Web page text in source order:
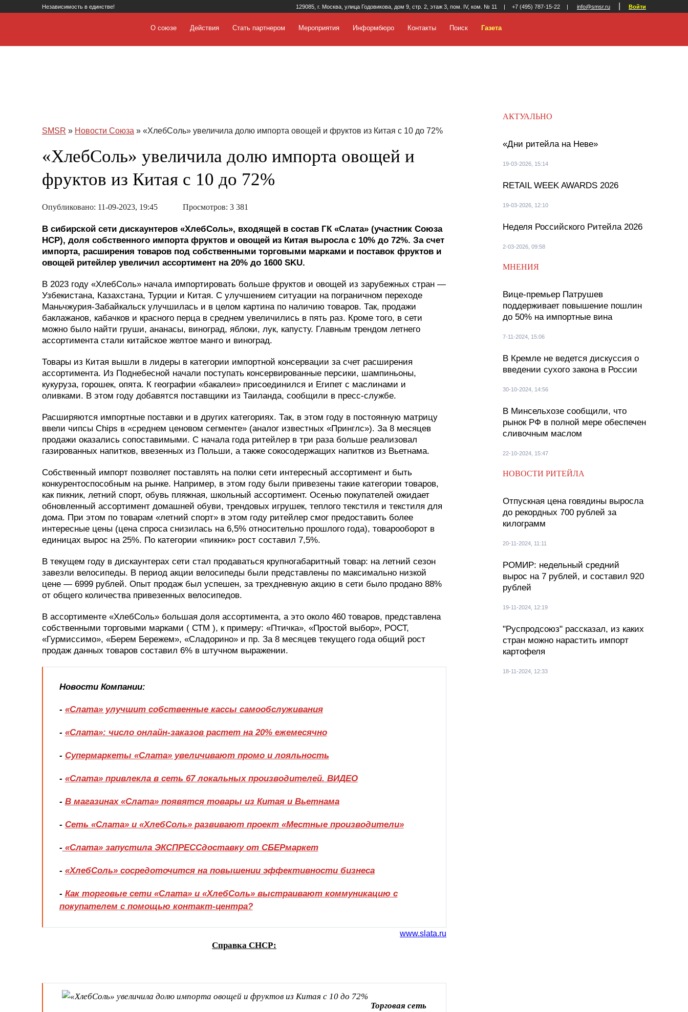
Независимость в единстве! 129085, г. Москва, улица Годовикова, дом 9, стр. 2, этаж 3, пом. IV, ком. № 11 | +7 (495) 787-15-22 | info@smsr.ru Войти
О союзе Действия Стать партнером Мероприятия Информбюро Контакты Поиск Газета
SMSR » Новости Союза » «ХлебСоль» увеличила долю импорта овощей и фруктов из Китая с 10 до 72%
«ХлебСоль» увеличила долю импорта овощей и
фруктов из Китая с 10 до 72%
Опубликовано: 11-09-2023, 19:45 Просмотров: 3 381
В сибирской сети дискаунтеров «ХлебСоль», входящей в состав ГК «Слата» (участник Союза
НСР), доля собственного импорта фруктов и овощей из Китая выросла с 10% до 72%. За счет
импорта, расширения товаров под собственными торговыми марками и поставок фруктов и
овощей ритейлер увеличил ассортимент на 20% до 1600 SKU.
В 2023 году «ХлебСоль» начала импортировать больше фруктов и овощей из зарубежных стран —
Узбекистана, Казахстана, Турции и Китая. С улучшением ситуации на пограничном переходе
Маньчжурия-Забайкальск улучшилась и в целом картина по наличию товаров. Так, продажи
баклажанов, кабачков и красного перца в среднем увеличились в пять раз. Кроме того, в сети
можно было найти груши, ананасы, виноград, яблоки, лук, капусту. Главным трендом летнего
ассортимента стали китайское желтое манго и виноград.
Товары из Китая вышли в лидеры в категории импортной консервации за счет расширения
ассортимента. Из Поднебесной начали поступать консервированные персики, шампиньоны,
кукуруза, горошек, опята. К географии «бакалеи» присоединился и Египет с маслинами и
оливками. В этом году добавятся поставщики из Таиланда, сообщили в пресс-службе.
Расширяются импортные поставки и в других категориях. Так, в этом году в постоянную матрицу
ввели чипсы Chips в «среднем ценовом сегменте» (аналог известных «Принглс»). За 8 месяцев
продажи оказались сопоставимыми. С начала года ритейлер в три раза больше реализовал
газированных напитков, ввезенных из Польши, а также сокосодержащих напитков из Вьетнама.
Собственный импорт позволяет поставлять на полки сети интересный ассортимент и быть
конкурентоспособным на рынке. Например, в этом году были привезены такие категории товаров,
как пикник, летний спорт, обувь пляжная, школьный ассортимент. Осенью покупателей ожидает
обновленный ассортимент домашней обуви, трендовых игрушек, теплого текстиля и текстиля для
дома. При этом по товарам «летний спорт» в этом году ритейлер смог предоставить более
интересные цены (цена спроса снизилась на 6,5% относительно прошлого года), товарооборот в
единицах вырос на 25%. По категории «пикник» рост составил 7,5%.
В текущем году в дискаунтерах сети стал продаваться крупногабаритный товар: на летний сезон
завезли велосипеды. В период акции велосипеды были представлены по максимально низкой
цене — 6999 рублей. Опыт продаж был успешен, за трехдневную акцию в сети было продано 88%
от общего количества привезенных велосипедов.
В ассортименте «ХлебСоль» большая доля ассортимента, а это около 460 товаров, представлена
собственными торговыми марками ( СТМ ), к примеру: «Птичка», «Простой выбор», РОСТ,
«Гурмиссимо», «Берем Бережем», «Сладорино» и пр. За 8 месяцев текущего года общий рост
продаж данных товаров составил 6% в штучном выражении.
Новости Компании:
- «Слата» улучшит собственные кассы самообслуживания
- «Слата»: число онлайн-заказов растет на 20% ежемесячно
- Супермаркеты «Слата» увеличивают промо и лояльность
- «Слата» привлекла в сеть 67 локальных производителей. ВИДЕО
- В магазинах «Слата» появятся товары из Китая и Вьетнама
- Сеть «Слата» и «ХлебСоль» развивают проект «Местные производители»
- «Слата» запустила ЭКСПРЕССдоставку от СБЕРмаркет
- «ХлебСоль» сосредоточится на повышении эффективности бизнеса
- Как торговые сети «Слата» и «ХлебСоль» выстраивают коммуникацию с
покупателем с помощью контакт-центра?
www.slata.ru
Справка СНСР:
Торговая сеть
АКТУАЛЬНО
«Дни ритейла на Неве»
19-03-2026, 15:14
RETAIL WEEK AWARDS 2026
19-03-2026, 12:10
Неделя Российского Ритейла 2026
2-03-2026, 09:58
МНЕНИЯ
Вице-премьер Патрушев
поддерживает повышение пошлин
до 50% на импортные вина
7-11-2024, 15:06
В Кремле не ведется дискуссия о
введении сухого закона в России
30-10-2024, 14:56
В Минсельхозе сообщили, что
рынок РФ в полной мере обеспечен
сливочным маслом
22-10-2024, 15:47
НОВОСТИ РИТЕЙЛА
Отпускная цена говядины выросла
до рекордных 700 рублей за
килограмм
20-11-2024, 11:11
РОМИР: недельный средний
вырос на 7 рублей, и составил 920
рублей
19-11-2024, 12:19
"Руспродсоюз" рассказал, из каких
стран можно нарастить импорт
картофеля
18-11-2024, 12:33